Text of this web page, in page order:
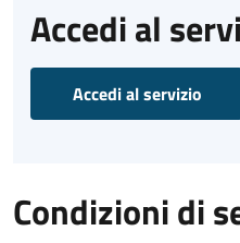
Accedi al
Accedi al servizio
Condizioni di